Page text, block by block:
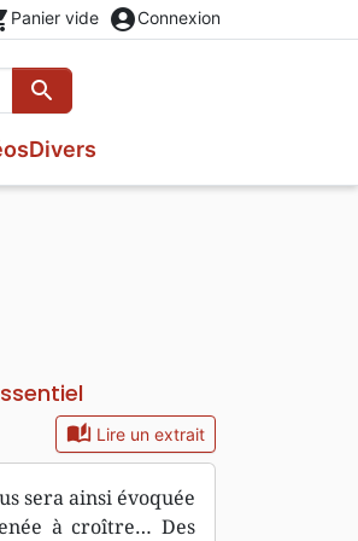
Panier vide account_circleConnexion
search
Rechercher
Divers
auto_stories Lire un extrait
sera ainsi évoquée
à croître… Des